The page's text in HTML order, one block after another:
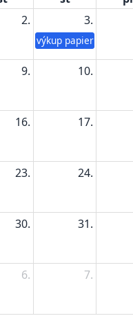
2. 3.
výkup papiera
9. 10.
16. 17.
23. 24.
30. 31.
6. 7.